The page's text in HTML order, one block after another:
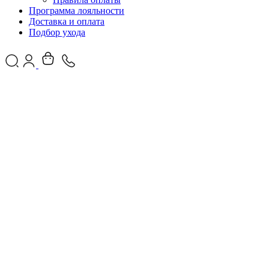
Программа лояльности
Доставка и оплата
Подбор ухода